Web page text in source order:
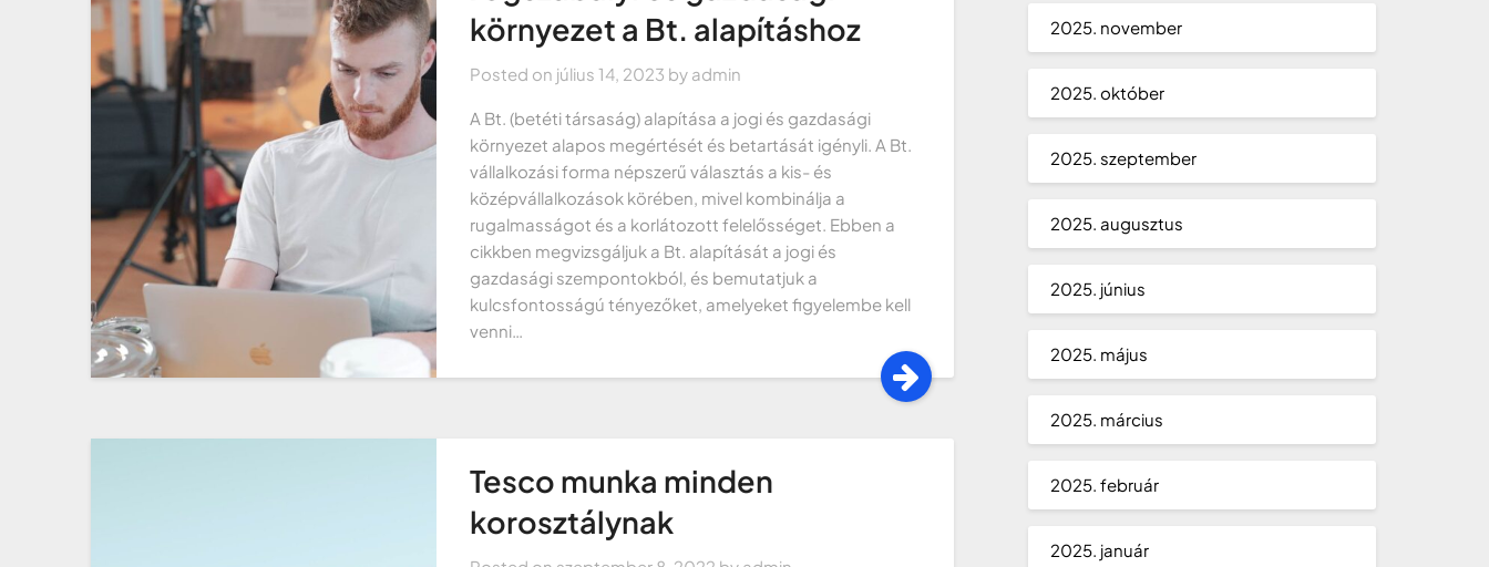
környezet a Bt. alapításhoz
Posted on július 14, 2023 by admin
A Bt. (betéti társaság) alapítása a jogi és gazdasági
környezet alapos megértését és betartását igényli. A Bt.
vállalkozási forma népszerű választás a kis- és
középvállalkozások körében, mivel kombinálja a
rugalmasságot és a korlátozott felelősséget. Ebben a
cikkben megvizsgáljuk a Bt. alapítását a jogi és
gazdasági szempontokból, és bemutatjuk a
kulcsfontosságú tényezőket, amelyeket figyelembe kell
venni…
Tesco munka minden
korosztálynak
2025. november
2025. október
2025. szeptember
2025. augusztus
2025. június
2025. május
2025. március
2025. február
2025. január